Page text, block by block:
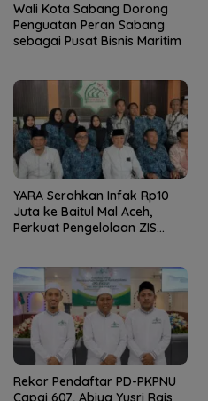
Wali Kota Sabang Dorong
Penguatan Peran Sabang
sebagai Pusat Bisnis Maritim
YARA Serahkan Infak Rp10
Juta ke Baitul Mal Aceh,
Perkuat Pengelolaan ZIS
Rekor Pendaftar PD-PKPNU
Capai 607, Abiya Yusri Rais